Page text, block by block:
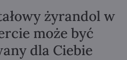
żyrandol w
może być
dla Ciebie